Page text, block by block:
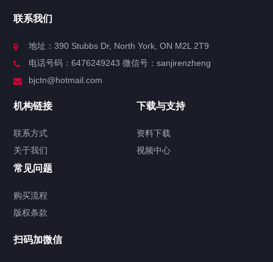
服务分类
签署类文件海牙认证程序费用
视频中心
联系我们
地址：390 Stubbs Dr, North York, ON M2L 2T9
电话号码：6476249243 微信号：sanjirenzheng
bjctn@hotmail.com
机构链接
联系方式
关于我们
下载与支持
资料下载
视频中心
常见问题
购买流程
版权条款
扫码加微信